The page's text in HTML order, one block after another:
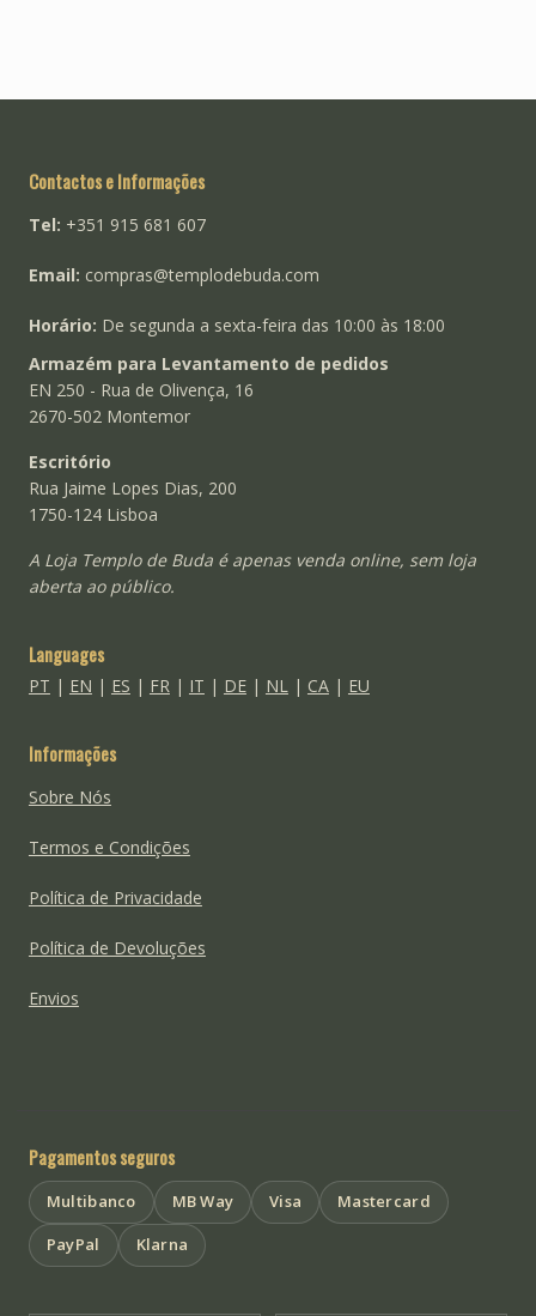
Contactos e Informações
Tel: +351 915 681 607
Email: compras@templodebuda.com
Horário: De segunda a sexta-feira das 10:00 às 18:00
Armazém para Levantamento de pedidos
EN 250 - Rua de Olivença, 16
2670-502 Montemor
Escritório
Rua Jaime Lopes Dias, 200
1750-124 Lisboa
A Loja Templo de Buda é apenas venda online, sem loja
aberta ao público.
Languages
PT | EN | ES | FR| IT | DE| NL| CA| EU
Informações
Sobre Nós
Termos e Condições
Política de Privacidade
Política de Devoluções
Envios
Pagamentos seguros
Multibanco MB Way Visa
Mastercard
PayPal
Klarna